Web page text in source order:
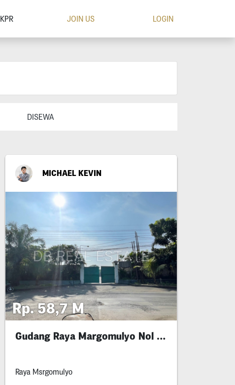
KPR JOIN US LOGIN
DISEWA
MICHAEL KEVIN
Rp. 58,7 M
Gudang Raya Margomulyo Nol Jalan Hitung Tanah
Raya Msrgomulyo